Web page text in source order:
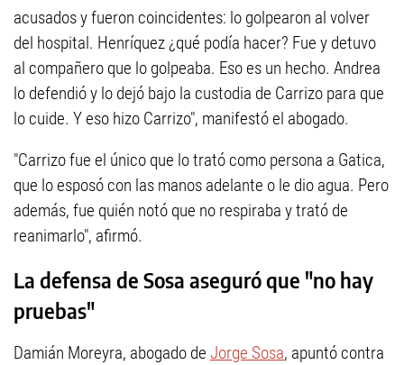
acusados y fueron coincidentes: lo golpearon al volver
del hospital. Henríquez ¿qué podía hacer? Fue y detuvo
al compañero que lo golpeaba. Eso es un hecho. Andrea
lo defendió y lo dejó bajo la custodia de Carrizo para que
lo cuide. Y eso hizo Carrizo", manifestó el abogado.
"Carrizo fue el único que lo trató como persona a Gatica,
que lo esposó con las manos adelante o le dio agua. Pero
además, fue quién notó que no respiraba y trató de
reanimarlo", afirmó.
La defensa de Sosa aseguró que "no hay
pruebas"
Damián Moreyra, abogado de Jorge Sosa, apuntó contra